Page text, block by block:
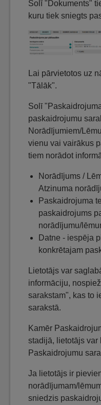
Solī "Dokuments"
kuru tiek sniegts
Lai pārvietotos uz
"Tālāk".
Solī
paskaidrojumu
Norādījumiem/
vienu vai vairākus
tiem norādot
Norādījums /
Atzinuma
Paskaidrojuma
paskaidrojums
norādījumu/
Datne - iespēja
konkrētajam
Lietotājs var
informāciju,
sarakstam", kas to
sarakstā.
Kamēr
stadijā, lietotājs var
Paskaidrojumu
Ja lietotājs ir
norādījumam/
sniedzis